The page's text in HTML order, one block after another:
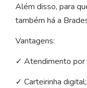
Além disso, para
também há a
Vantagens:
✓ Atendimento por
✓ Carteirinha digital;